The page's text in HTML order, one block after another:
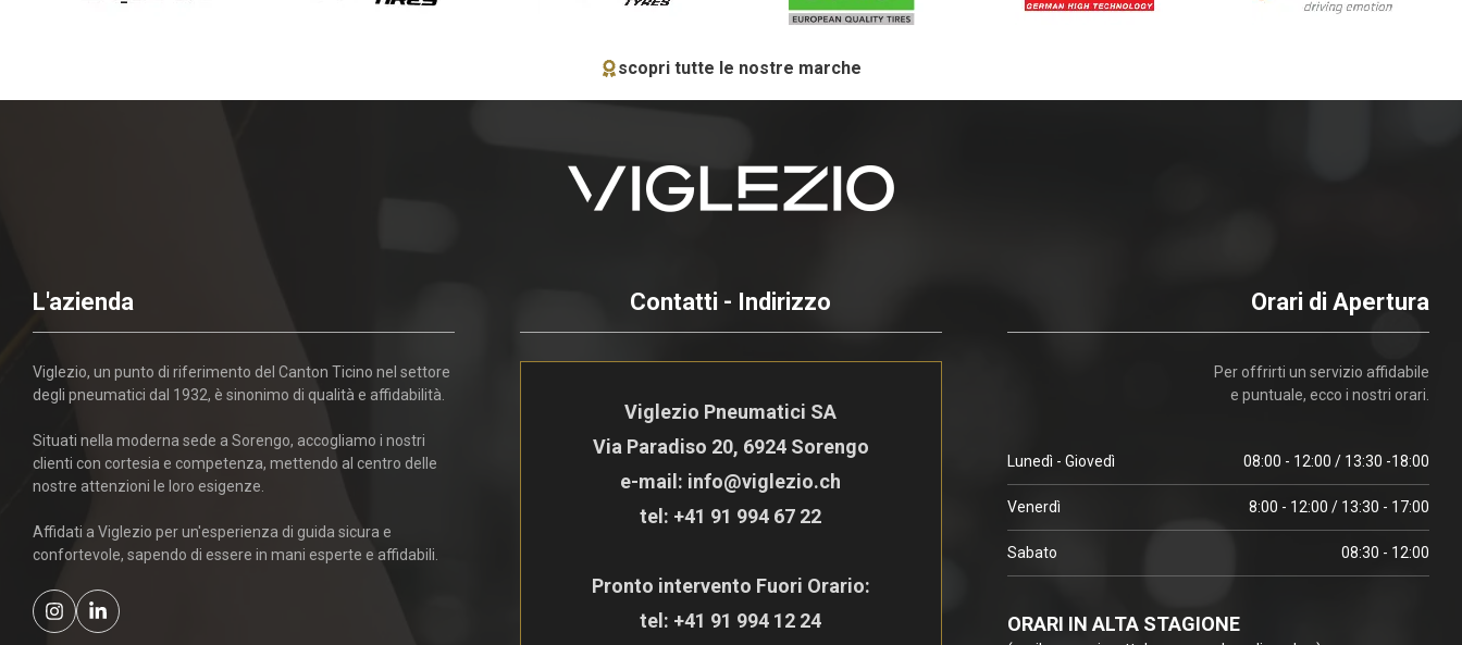
scopri tutte le nostre marche
L'azienda
Viglezio, un punto di riferimento del Canton Ticino nel settore
degli pneumatici dal 1932, è sinonimo di qualità e affidabilità.
Situati nella moderna sede a Sorengo, accogliamo i nostri
clienti con cortesia e competenza, mettendo al centro delle
nostre attenzioni le loro esigenze.
Affidati a Viglezio per un'esperienza di guida sicura e
confortevole, sapendo di essere in mani esperte e affidabili.
Contatti - Indirizzo
Viglezio Pneumatici SA
Via Paradiso 20, 6924 Sorengo
e-mail: info@viglezio.ch
tel: +41 91 994 67 22
Pronto intervento Fuori Orario:
tel: +41 91 994 12 24
Orari di Apertura
Per offrirti un servizio affidabile
e puntuale, ecco i nostri orari.
Lunedì - Giovedì 08:00 - 12:00 / 13:30 -18:00
Venerdì 8:00 - 12:00 / 13:30 - 17:00
Sabato 08:30 - 12:00
ORARI IN ALTA STAGIONE